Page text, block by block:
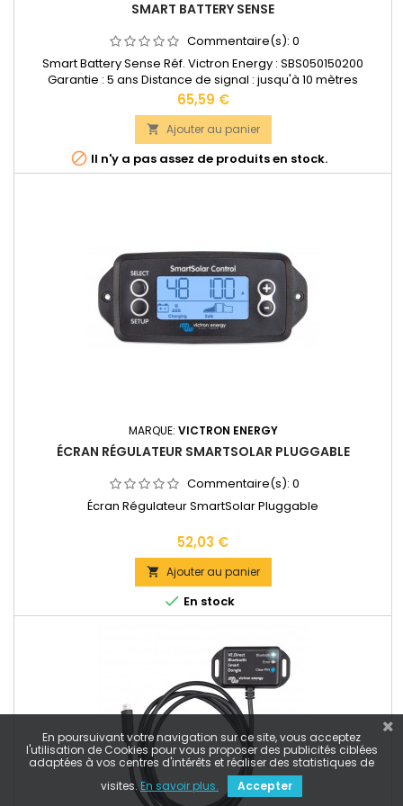
SMART BATTERY SENSE
Commentaire(s): 0
Smart Battery Sense Réf. Victron Energy : SBS050150200
Garantie : 5 ans Distance de signal : jusqu'à 10 mètres
Longueur de câbles : 45 cm Dimensions : 38 x 38 x 14 mm
Compatible avec l'application Victron Connect.
Documentation technique disponible dans les "DOCUMENTS
JOINTS".
Prix
65,59 €
 Ajouter au panier
 Il n'y a pas assez de produits en stock.
MARQUE: VICTRON ENERGY
ÉCRAN RÉGULATEUR SMARTSOLAR PLUGGABLE
Commentaire(s): 0
Écran Régulateur SmartSolar Pluggable
Prix
52,03 €
 Ajouter au panier
 En stock
En poursuivant votre navigation sur ce site, vous acceptez
l'utilisation de Cookies pour vous proposer des publicités ciblées
adaptées à vos centres d'intérêts et réaliser des statistiques de
visites.En savoir plus. Accepter